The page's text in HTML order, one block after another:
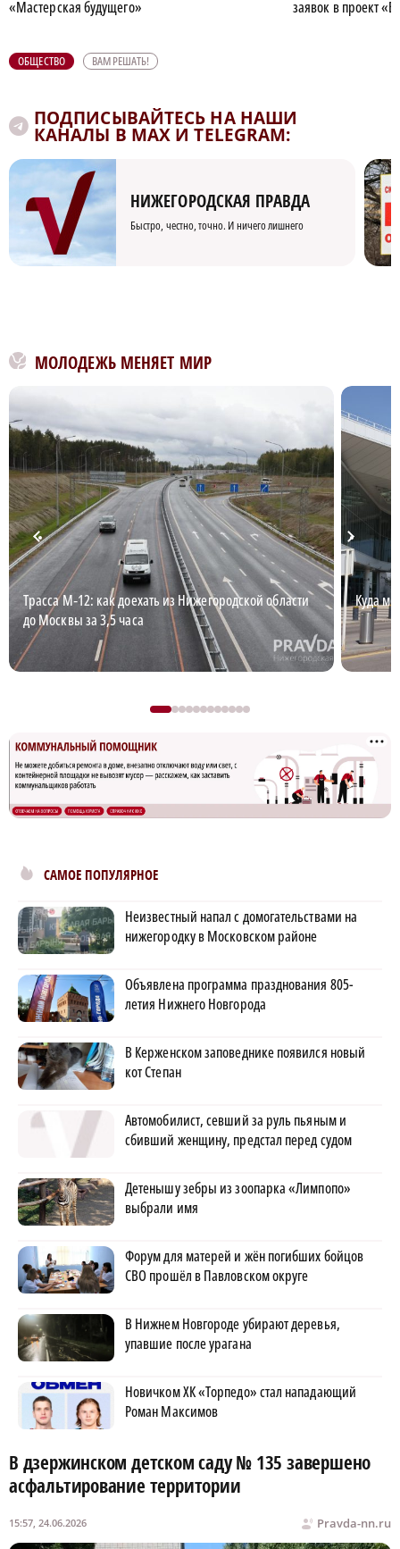
«Мастерская будущего» заявок в проект
ОБЩЕСТВО ВАМ РЕШАТЬ!
ПОДПИСЫВАЙТЕСЬ НА НАШИ
КАНАЛЫ В MAX И TELEGRAM:
НИЖЕГОРОДСКАЯ ПРАВДА
Быстро, честно, точно. И ничего лишнего
МОЛОДЕЖЬ МЕНЯЕТ МИР
Трасса М‑12: как доехать из Нижегородской области
до Москвы за 3,5 часа
Куда
САМОЕ ПОПУЛЯРНОЕ
Неизвестный напал с домогательствами на
нижегородку в Московском районе
Объявлена программа празднования 805-
летия Нижнего Новгорода
В Керженском заповеднике появился новый
кот Степан
Автомобилист, севший за руль пьяным и
сбивший женщину, предстал перед судом
Детенышу зебры из зоопарка «Лимпопо»
выбрали имя
Форум для матерей и жён погибших бойцов
СВО прошёл в Павловском округе
В Нижнем Новгороде убирают деревья,
упавшие после урагана
Новичком ХК «Торпедо» стал нападающий
Роман Максимов
В дзержинском детском саду № 135 завершено
асфальтирование территории
Pravda-nn.ru
15:57, 24.06.2026